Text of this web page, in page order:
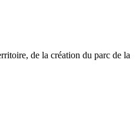
de la création du parc de la